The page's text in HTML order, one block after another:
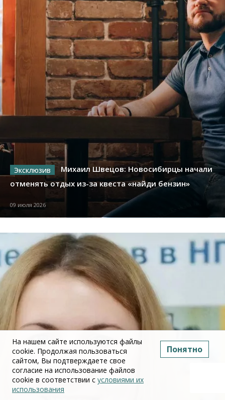
Михаил Швецов: Новосибирцы начали
отменять отдых из-за квеста «найди бензин»
09 июля 2026
На нашем сайте используются файлы
cookie. Продолжая пользоваться
сайтом, Вы подтверждаете свое
согласие на использование файлов
cookie в соответствии с условиями их
использования
Понятно